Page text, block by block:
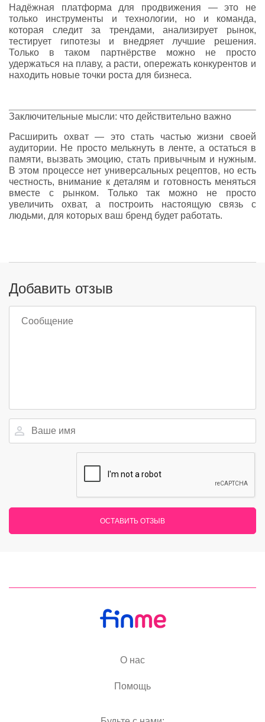
Надёжная платформа для продвижения — это не
только инструменты и технологии, но и команда,
которая следит за трендами, анализирует рынок,
тестирует гипотезы и внедряет лучшие решения.
Только в таком партнёрстве можно не просто
удержаться на плаву, а расти, опережать конкурентов и
находить новые точки роста для бизнеса.
Заключительные мысли: что действительно важно
Расширить охват — это стать частью жизни своей
аудитории. Не просто мелькнуть в ленте, а остаться в
памяти, вызвать эмоцию, стать привычным и нужным.
В этом процессе нет универсальных рецептов, но есть
честность, внимание к деталям и готовность меняться
вместе с рынком. Только так можно не просто
увеличить охват, а построить настоящую связь с
людьми, для которых ваш бренд будет работать.
Добавить отзыв
ОСТАВИТЬ ОТЗЫВ
О нас
Помощь